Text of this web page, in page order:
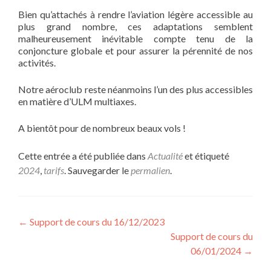
Bien qu’attachés à rendre l’aviation légère accessible au
plus grand nombre, ces adaptations semblent
malheureusement inévitable compte tenu de la
conjoncture globale et pour assurer la pérennité de nos
activités.
Notre aéroclub reste néanmoins l’un des plus accessibles
en matière d’ULM multiaxes.
A bientôt pour de nombreux beaux vols !
Cette entrée a été publiée dans Actualitéet étiqueté
2024, tarifs. Sauvegarder lepermalien.
Navigation
← Support de cours du 16/12/2023
Support de cours du
06/01/2024 →